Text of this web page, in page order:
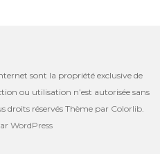
sont la propriété exclusive de
ou utilisation n’est autorisée sans
droits réservés Thème par Colorlib.
WordPress